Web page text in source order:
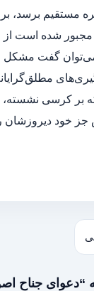
مستقیم برسد،
مجبور شده است
گفت مشکل
بر کرسی نشسته،
خود دیروزشان
“دعوای جناح